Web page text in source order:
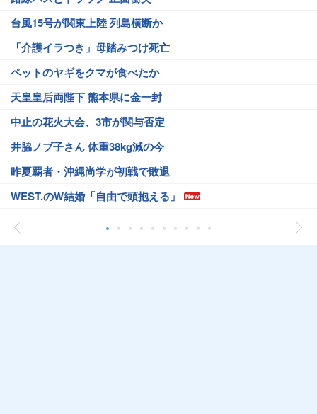
台風15号が関東上陸 列島横断か
「介護イラつき」母踏みつけ死亡
ペットのヤギをクマが食べたか
天皇皇后両陛下 熊本県に金一封
中止の花火大会、3市が関与否定
井脇ノブ子さん 体重38kg減の今
昨夏覇者・沖縄尚学が初戦で敗退
WEST.のW結婚「自由で頭抱える」